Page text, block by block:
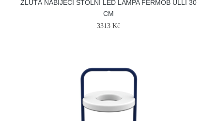
ŽLUTÁ NABÍJECÍ STOLNÍ LED LAMPA FERMOB ULLI 30
CM
3313 Kč